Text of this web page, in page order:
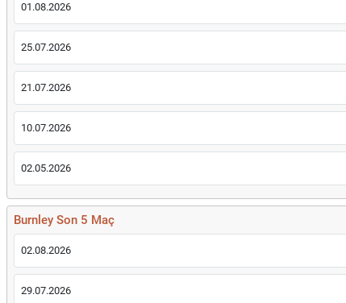
01.08.2026
25.07.2026
21.07.2026
10.07.2026
02.05.2026
Burnley Son 5 Maç
02.08.2026
29.07.2026